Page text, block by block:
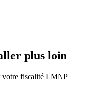
plus loin
votre fiscalité LMNP